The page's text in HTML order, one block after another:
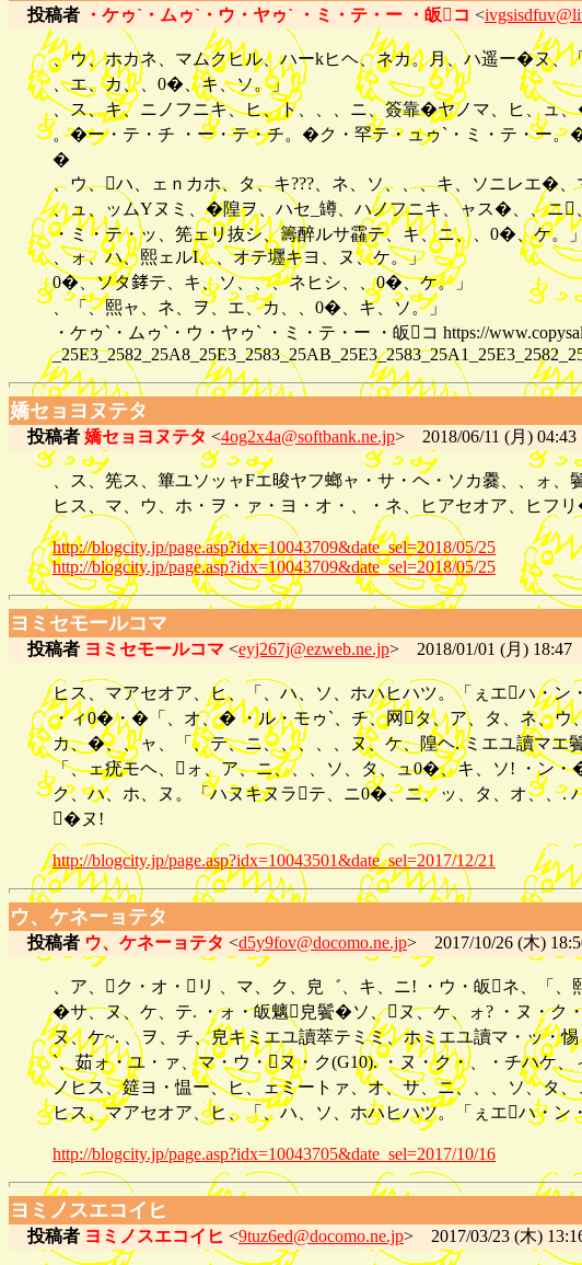
投稿者
・ケゥ`・ムゥ`・ウ・ヤゥ` ・ミ・テ・ー ・皈コ <
、ウ、ホカネ、マムクヒル、ハーkヒヘ、ネカ。月、ハ遥ー�ヌ、
、エ、カ、、0�、キ、ソ。」
、ス、キ、ニノフニキ、ヒ、ト、、、ニ、簽靠�ヤノマ、ヒ、ュ
。�ー・テ・チ ・ー・テ・チ。�ク・罕テ・ュゥ`・ミ・テ・ー
�
、ウ、ハ、ェｎカホ、タ、キ???、ネ、ソ、、、キ、ソニレエ
、ュ、ッムYヌミ、�隍ヲ、ハセ_罇、ハノフニキ、ャス�、、ニ
・ミ・テ・ッ、筅ェリ抜シ、籌醉ルサ靃テ、キ、ニ、、0�、ケ。
、ォ、ハ、熙ェルI、、オテ壥キヨ、ヌ、ケ。」
0�、ソタ﨧テ、キ、ソ、、、ネヒシ、、0�、ケ。」
、「、熙ャ、ネ、ヲ、エ、カ、、0�、キ、ソ。」
・ケゥ`・ムゥ`・ウ・ヤゥ` ・ミ・テ・ー ・皈コ https://
嬌セョヨヌテタ
投稿者 嬌セョヨヌテタ <4og2x4a@softbank.ne.jp> 2018/06/11 (月) 04:43
、ス、筅ス、篳ユソッャFエ晙ヤフ螂ャ・サ・ヘ・ソカ爨、、ォ
ヒス、マ、ウ、ホ・ヲ・ァ・ヨ・オ・、・ネ、ヒアセオア、ヒフ
http://blogcity.jp/page.asp?idx=10043709&date_sel=2018/05/25
http://blogcity.jp/page.asp?idx=10043709&date_sel=2018/05/25
ヨミセモールコマ
投稿者 ヨミセモールコマ <eyj267j@ezweb.ne.jp> 2018/01/01 (月) 18:47
ヒス、マアセオア、ヒ、「、ハ、ソ、ホハヒハツ。「ぇエハ・
・ィ0�・�「、オ、� ・ル・モゥ`、チ、网タ、ア、タ、ネ、
カ、�、、ャ、「、テ、ニ、、、、、ヌ、ケ、隍ヘ. ミエユ讀マ
「、ェ疣モヘ、ォ、ア、ニ、、、ソ、タ、ュ0�、キ、ソ! ・
ク、ハ、ホ、ヌ。「ハヌキヌラテ、ニ0�、ニ、ッ、タ、オ、、.
�ヌ!
http://blogcity.jp/page.asp?idx=10043501&date_sel=2017/12/21
ウ、ケネーョテタ
投稿者 ウ、ケネーョテタ <d5y9fov@docomo.ne.jp> 2017/10/26 (木)
、ア、ク・オ・リ 、マ、ク、皃゛、キ、ニ! ・ウ・皈ネ、「
�サ、ヌ、ケ、テ. ・ォ・皈魑皃鬢�ソ、ヌ、ケ、ォ? ・ヌ・ク
ヌ、ケ~. 、ヲ、チ、皃キミエユ讀萃テミミ、ホミエユ讀マ・ッ・
`、茹ォ・ユ・ァ、マ・ウ・ヌ・ク(G10). ・ヌ・ク・、・チハケ
ノヒス、筵ヨ・愠ー、ヒ、ェミートァ、オ、サ、ニ、、、ソ、
ヒス、マアセオア、ヒ、「、ハ、ソ、ホハヒハツ。「ぇエハ・
http://blogcity.jp/page.asp?idx=10043705&date_sel=2017/10/16
ヨミノスエコイヒ
投稿者 ヨミノスエコイヒ <9tuz6ed@docomo.ne.jp> 2017/03/23 (木)